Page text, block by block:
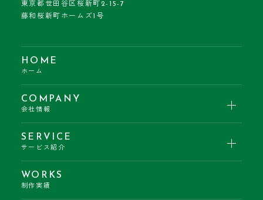
東京都世田谷区桜新町2-15-7
藤和桜新町ホームズ1号
HOME
ホーム
COMPANY
会社情報
SERVICE
サービス紹介
WORKS
制作実績